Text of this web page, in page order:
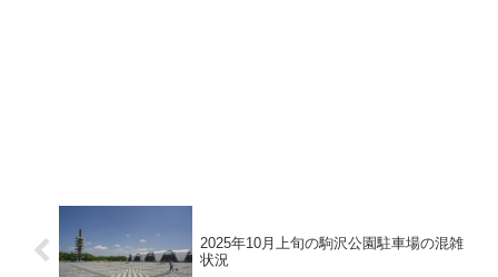
2025年10月上旬の駒沢公園駐車場の混雑
状況